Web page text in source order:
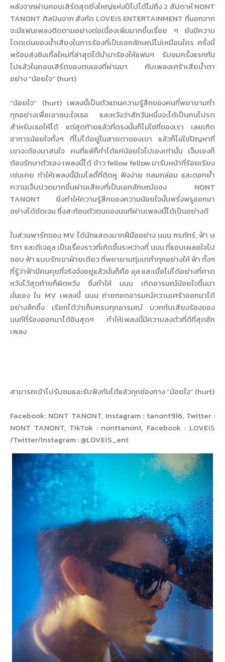
หลังจากผ่านคอนเสิร์ตสุดยิ่งใหญ่แห่งปีไปได้ไม่ถึง 2 สัปดาห์ NONT
TANONT ศิลปินจาก สังกัด LOVEiS ENTERTAINMENT ที่นอกจาก
จะมีแฟนเพลงติดตามอย่างต่อเนื่องเพิ่มมากขึ้นเรื่อย ๆ ยังมีความ
โดดเด่นของน้ำเสียงในการร้องที่เป็นเอกลักษณ์ไม่เหมือนใคร ครั้งนี้
พร้อมส่งซิงเกิ้ลใหม่ที่ล่าสุดได้นำมาร้องให้แฟนๆ รับชมครั้งแรกกัน
ไปแล้วในคอนเสิร์ตของตนเองที่ผ่านมา กับเพลงเศร้าเสียน้ำตา
อย่าง “น้อยใจ” (hurt)
“น้อยใจ” (hurt) เพลงนี้เป็นตัวแทนความรู้สึกของคนที่พยายามทำ
ทุกอย่างเพื่อเอาชนะใจเธอ และหวังว่าสักวันหนึ่งจะได้เป็นคนโปรด
สำหรับเธอให้ได้ แต่สุดท้ายแล้วที่ตรงนั้นก็ไม่ใช่ที่ของเรา เลยเกิด
อาการน้อยใจทั้งๆ ที่ไม่ได้อยู่ในสายตาของเขา แล้วก็ไม่ใช่ปัญหาที่
เขาจะต้องมาสนใจ คนที่แพ้ก็ทำได้แค่น้อยใจไปเองเท่านั้น เจ็บเองก็
ต้องรักษาตัวเอง เพลงนี้ได้ ข้าว fellow fellow มารับหน้าที่ร้อยเรียง
เช่นเคย ทำให้เพลงนี้มีเมโลดี้ที่ติดหู ฟังง่าย กลมกล่อม และตอกย้ำ
ความเจ็บปวดมากขึ้นผ่านเสียงที่เป็นเอกลักษณ์ของ NONT
TANONT ยิ่งทำให้ความรู้สึกของความน้อยใจนั้นพรั่งพรูออกมา
อย่างได้ชัดเจน ซึ่งสะท้อนตัวตนของนนท์ผ่านเพลงนี้ได้เป็นอย่างดี
ในส่วนพาร์ทของ MV ได้นักแสดงมากฝีมืออย่าง นนน กรภัทร์, ฟ้า ษ
ริกา และดีเจอุล เป็นเรื่องราวที่เกิดขึ้นระหว่างที่ นนน ที่แอบเผลอใจไป
ชอบ ฟ้า แบบรักเขาฝ่ายเดียว ที่พยายามทุ่มเททำทุกอย่างให้ ฟ้า ทั้งๆ
ที่รู้ว่าฟ้ามีคนคุยที่จริงจังอยู่แล้วนั่นก็คือ อุล และเมื่อไม่ได้อย่างที่คาด
หวังไว้สุดท้ายก็ผิดหวัง ซึ่งทำให้ นนน เกิดอารมณ์น้อยใจขึ้นมา
นั่นเอง ใน MV เพลงนี้ นนน ถ่ายทอดอารมณ์ความเศร้าออกมาได้
อย่างลึกซึ้ง เรียกได้ว่าเก็บครบทุกอารมณ์ บวกกับเสียงร้องของ
นนท์ที่ร้องออกมาได้อินสุดๆ ทำให้เพลงนี้มีความลงตัวที่ดีที่สุดอีก
เพลง
สามารถเข้าไปรับชมและรับฟังกันได้แล้วทุกช่องทาง “น้อยใจ” (hurt)
Facebook: NONT TANONT, Instagram : tanont916, Twitter :
NONT TANONT, TikTok : nonttanont, Facebook : LOVEiS
/Twitter/Instagram : @LOVEiS_ent